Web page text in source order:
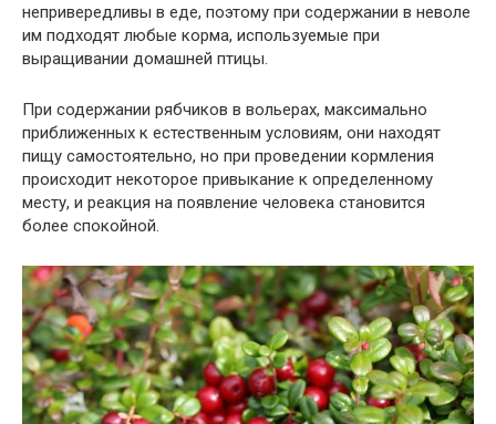
непривередливы в еде, поэтому при содержании в неволе
им подходят любые корма, используемые при
выращивании домашней птицы.
При содержании рябчиков в вольерах, максимально
приближенных к естественным условиям, они находят
пищу самостоятельно, но при проведении кормления
происходит некоторое привыкание к определенному
месту, и реакция на появление человека становится
более спокойной.